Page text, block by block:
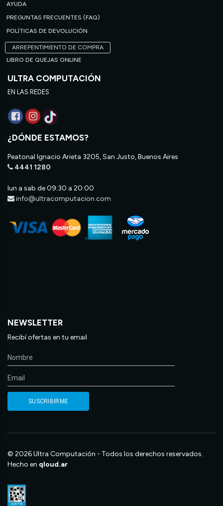
AYUDA
PREGUNTAS FRECUENTES (FAQ)
POLÍTICAS DE DEVOLUCIÓN
ARREPENTIMIENTO DE COMPRA
LIBRO DE QUEJAS ONLINE
ULTRA COMPUTACIÓN
EN LAS REDES
¿DÓNDE ESTAMOS?
Peatonal Ignacio Arieta 3205, San Justo, Buenos Aires
4441 1280
lun a sab de 09:30 a 20:00
info@ultracomputacion.com
NEWSLETTER
Recibí ofertas en tu email
© 2026 Ultra Computación - Todos los derechos reservados.
Hecho en qloud.ar